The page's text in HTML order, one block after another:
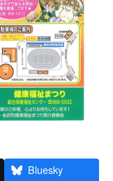
Bluesky